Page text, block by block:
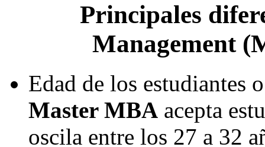
Principales
Management
Edad de los estudiantes
Master MBA acepta
oscila entre los 27 a 32